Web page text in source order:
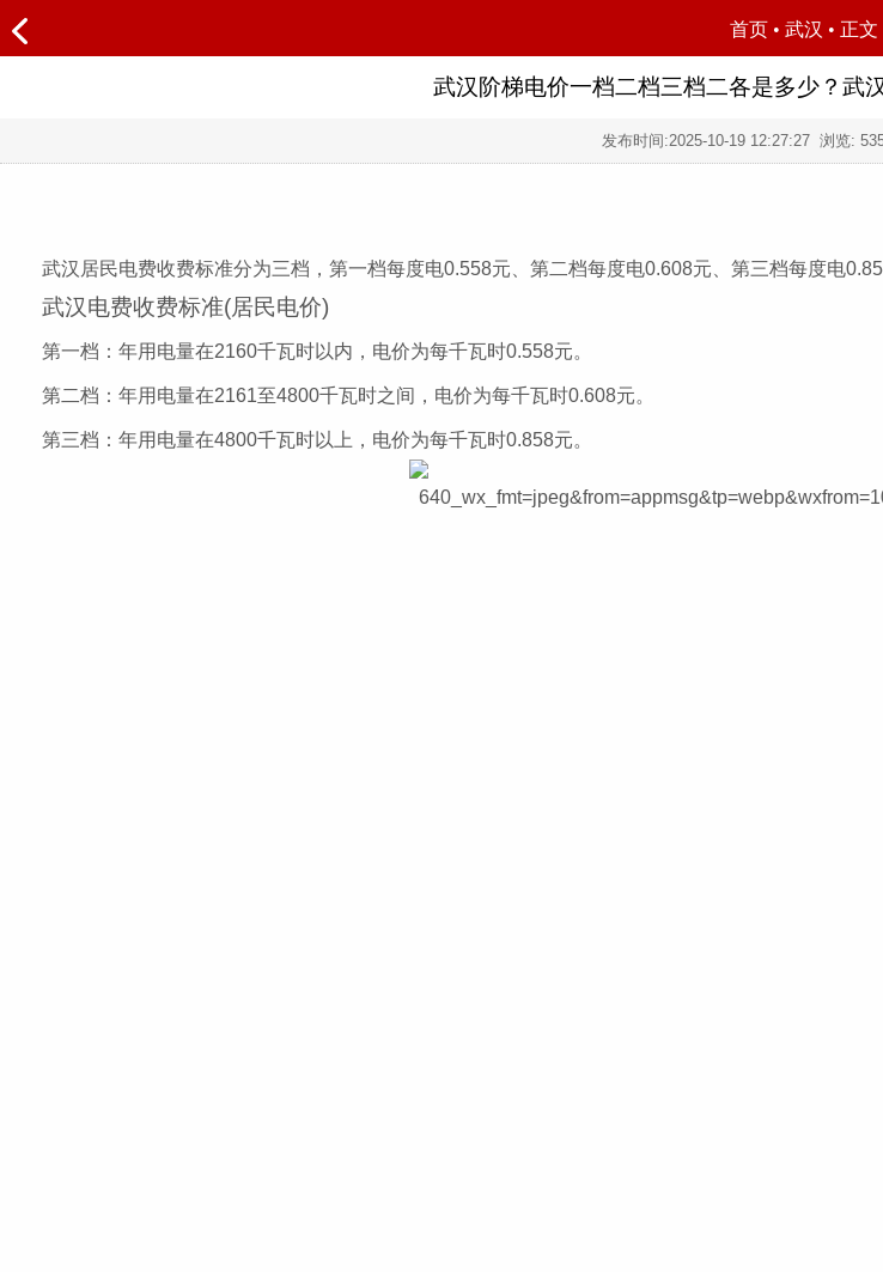
首页 • 武汉 • 正文
武汉阶梯电价一档二档三档二各是多少？武
发布时间:2025-10-19 12:27:27 浏览:
武汉居民电费收费标准分为三档，第一档每度电0.558元、第二档每度电0.608元、第三档每度电
武汉电费收费标准(居民电价)
第一档：年用电量在2160千瓦时以内，电价为每千瓦时0.558元。
第二档：年用电量在2161至4800千瓦时之间，电价为每千瓦时0.608元。
第三档：年用电量在4800千瓦时以上，电价为每千瓦时0.858元。